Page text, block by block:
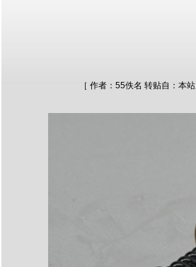
［ 作者：55佚名 转贴自：